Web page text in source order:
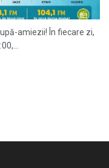
amiezii! În fiecare zi,